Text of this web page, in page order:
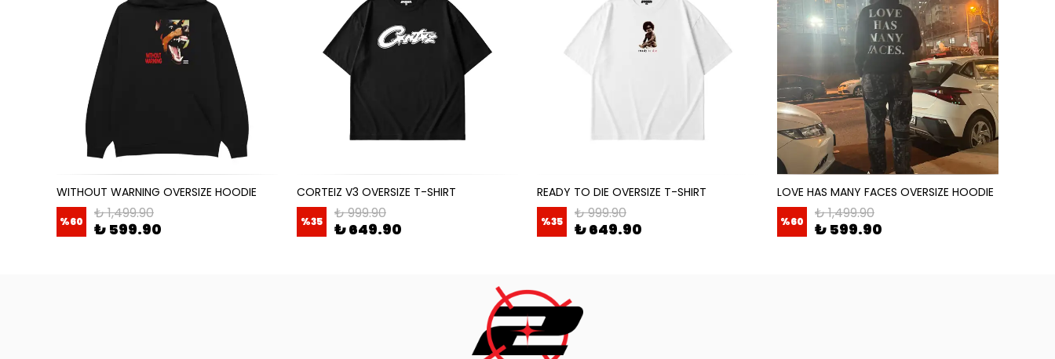
WITHOUT WARNING OVERSIZE HOODIE
%60 ₺ 1,499.90
₺ 599.90
CORTEIZ V3 OVERSIZE T-SHIRT
%35 ₺ 999.90
₺ 649.90
READY TO DIE OVERSIZE T-SHIRT
%35 ₺ 999.90
₺ 649.90
LOVE HAS MANY FACES OVERSIZE HOODIE
%60 ₺ 1,499.90
₺ 599.90